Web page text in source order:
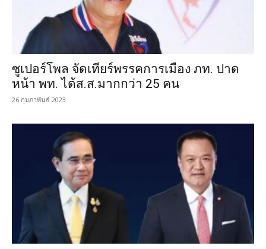
ซูเปอร์โพล จัดเทียร์พรรคการเมือง ภท. ปาด
หน้า พท. ได้ส.ส.มากกว่า 25 คน
26 กุมภาพันธ์ 2023